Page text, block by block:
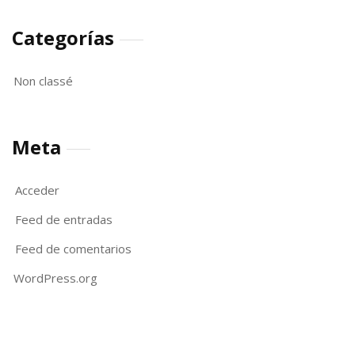
Categorías
Non classé
Meta
Acceder
Feed de entradas
Feed de comentarios
WordPress.org